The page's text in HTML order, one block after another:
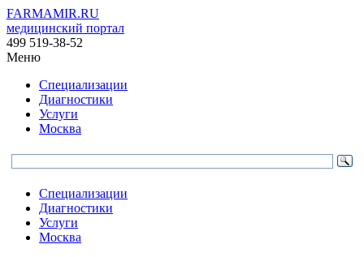
FARMAMIR.RU
медицинский портал
499 519-38-52
Меню
Специализации
Диагностики
Услуги
Москва
Специализации
Диагностики
Услуги
Москва